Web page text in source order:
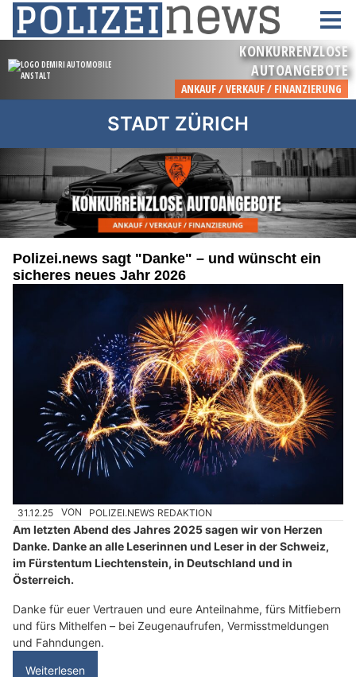
STADT ZÜRICH
Polizei.news sagt "Danke" – und wünscht ein
sicheres neues Jahr 2026
31.12.25 VON POLIZEI.NEWS REDAKTION
Am letzten Abend des Jahres 2025 sagen wir von Herzen
Danke. Danke an alle Leserinnen und Leser in der Schweiz,
im Fürstentum Liechtenstein, in Deutschland und in
Österreich.
Danke für euer Vertrauen und eure Anteilnahme, fürs Mitfiebern
und fürs Mithelfen – bei Zeugenaufrufen, Vermisstmeldungen
und Fahndungen.
Weiterlesen